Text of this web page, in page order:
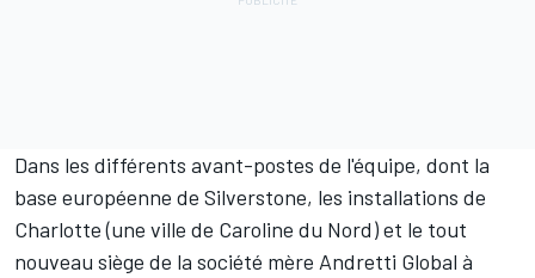
Dans les différents avant-postes de l'équipe, dont la
base européenne de Silverstone, les installations de
Charlotte (une ville de Caroline du Nord) et le tout
nouveau siège de la société mère Andretti Global à